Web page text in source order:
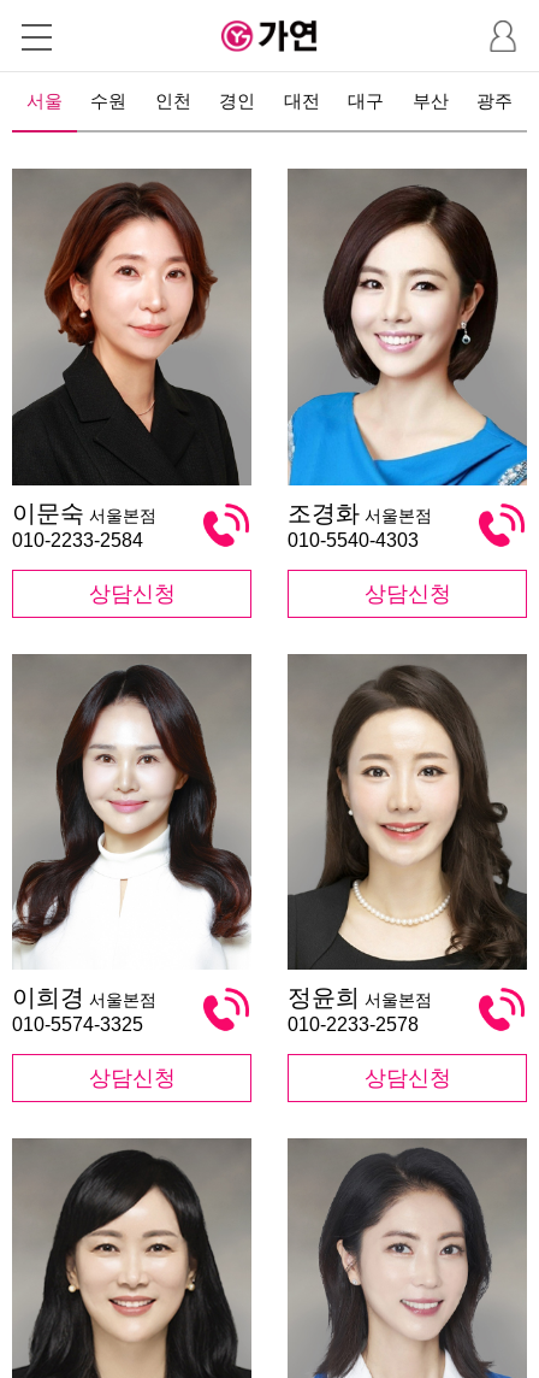
마
이
지
서울 수원 인천 경인 대전 대구 부산 광주
문
숙
이문숙 서울본점
010-2233-2584
상담신청
경
화
조경화 서울본점
010-5540-4303
상담신청
희
경
이희경 서울본점
010-5574-3325
상담신청
윤
희
정윤희 서울본점
010-2233-2578
상담신청